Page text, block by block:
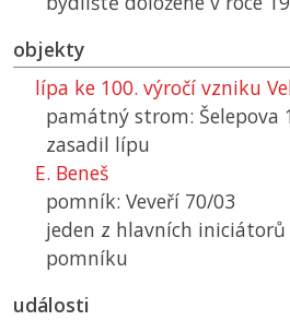
objekty
lípa ke 100. výročí vzniku
památný strom: Šelepova
zasadil lípu
E. Beneš
pomník: Veveří 70/03
jeden z hlavních
pomníku
události